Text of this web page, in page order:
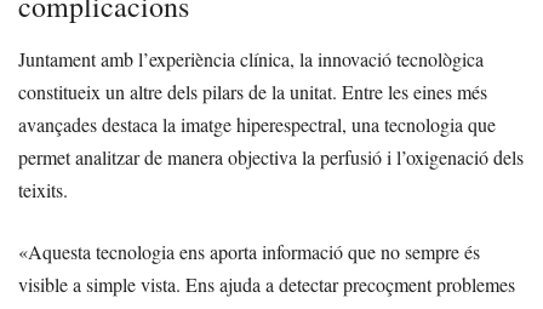
Juntament amb l’experiència clínica, la innovació tecnològica
constitueix un altre dels pilars de la unitat. Entre les eines més
avançades destaca la imatge hiperespectral, una tecnologia que
permet analitzar de manera objectiva la perfusió i l’oxigenació dels
teixits.
«Aquesta tecnologia ens aporta informació que no sempre és
visible a simple vista. Ens ajuda a detectar precoçment problemes